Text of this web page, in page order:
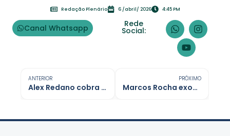
Redação Plenário 6 /abril/ 2026 4:45 PM
Canal Whatsapp Rede
Social:
ANTERIOR
Alex Redano cobra contratação de profissionais para hospital de Buritis
PRÓXIMO
Marcos Rocha exonera aliados do vice, Sérgio Gonçalves e agrava crise em RO